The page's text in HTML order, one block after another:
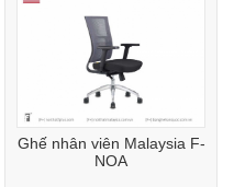
Ghế nhân viên Malaysia F-
NOA